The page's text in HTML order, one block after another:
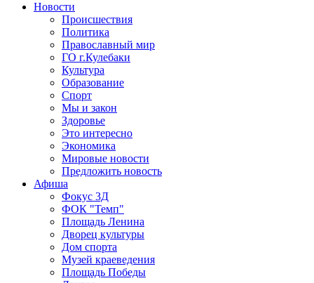
Новости
Происшествия
Политика
Православный мир
ГО г.Кулебаки
Культура
Образование
Спорт
Мы и закон
Здоровье
Это интересно
Экономика
Мировые новости
Предложить новость
Афиша
Фокус 3Д
ФОК "Темп"
Площадь Ленина
Дворец культуры
Дом спорта
Музей краеведения
Площадь Победы